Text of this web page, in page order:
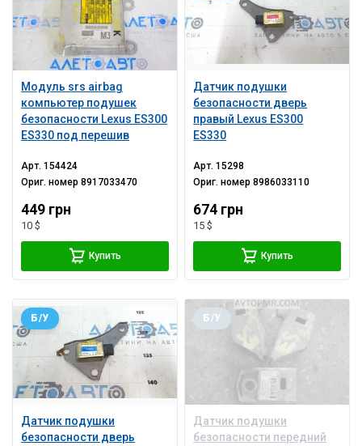
Модуль srs airbag
компьютер подушек
безопасности Lexus ES300
ES330 под перешив
Арт.154424
Ориг. номер8917033470
449 грн
10 $
Купить
Датчик подушки
безопасности дверь
правый Lexus ES300
ES330
Арт.15298
Ориг. номер8986033110
674 грн
15 $
Купить
Датчик подушки
безопасности дверь
Б/У
Датчик подушки
безопасности передний
Б/У